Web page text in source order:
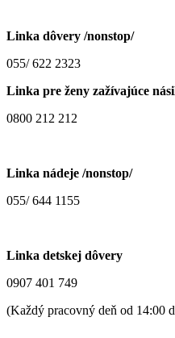
Linka dôvery /nonstop/
055/ 622 2323
Linka pre ženy zažívajúce
0800 212 212
Linka nádeje /nonstop/
055/ 644 1155
Linka detskej dôvery
0907 401 749
(Každý pracovný deň od 14:00